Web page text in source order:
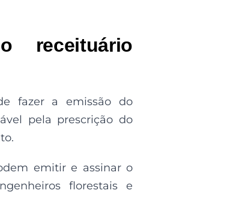
receituário
fazer a emissão do
pela prescrição do
emitir e assinar o
florestais e